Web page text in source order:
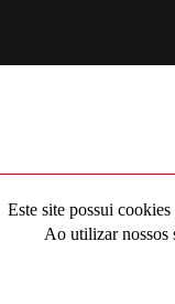
Este site possui
Ao utilizar nossos